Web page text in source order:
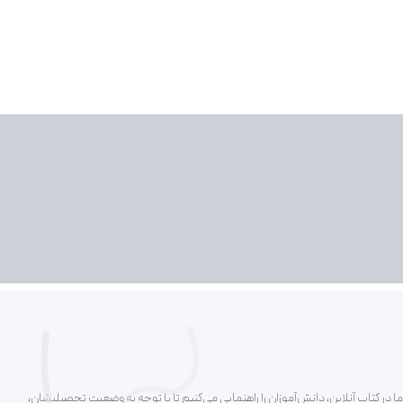
کتاب آنلاین، دانش‌آموزان را راهنمایی می‌کنیم تا با توجه به وضعیت تحصیلیشان،